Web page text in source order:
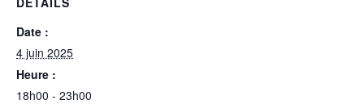
Date :
4 juin 2025
Heure :
18h00 - 23h00